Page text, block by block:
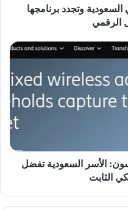
وتجدد برنامجها
الرقمي
الأسر السعودية تفضل
الثابت